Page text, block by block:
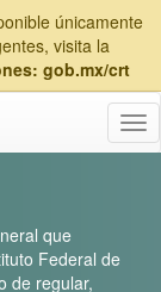
únicamente
visita la
gob.mx/crt
que
Federal de
de regular,